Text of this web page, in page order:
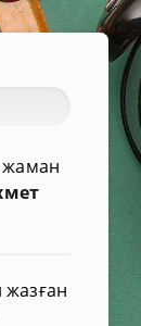
жаман
жазған